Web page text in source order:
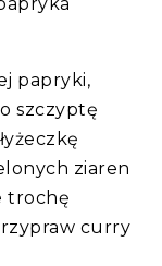
papryki,
szczyptę
ziaren
trochę
curry